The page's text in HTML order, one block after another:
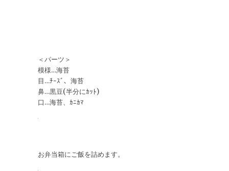
＜パーツ＞
模様…海苔
目…ﾁｰｽﾞ、海苔
鼻…黒豆(半分にｶｯﾄ)
口…海苔、ｶﾆｶﾏ
お弁当箱にご飯を詰めます。